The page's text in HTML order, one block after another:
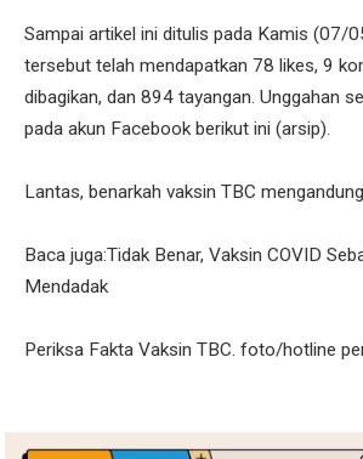
Sampai artikel ini ditulis pada Kamis (07/
tersebut telah mendapatkan 78 likes, 9
dibagikan, dan 894 tayangan. Unggahan
pada akun Facebook berikut ini (arsip).
Lantas, benarkah vaksin TBC
Baca juga:Tidak Benar, Vaksin COVID
Mendadak
Periksa Fakta Vaksin TBC. foto/hotline